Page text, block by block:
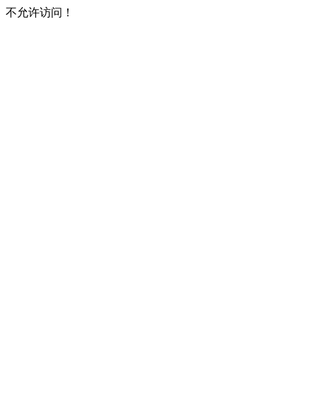
不允许访问！